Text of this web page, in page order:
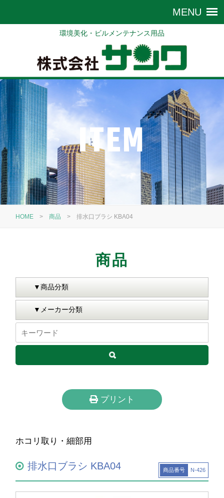
環境美化・ビルメンテナンス用品
ITEM
HOME >商品 >排水口ブラシ KBA04
商品
プリント
ホコリ取り・細部用
排水口ブラシ KBA04 商品番号 N-426